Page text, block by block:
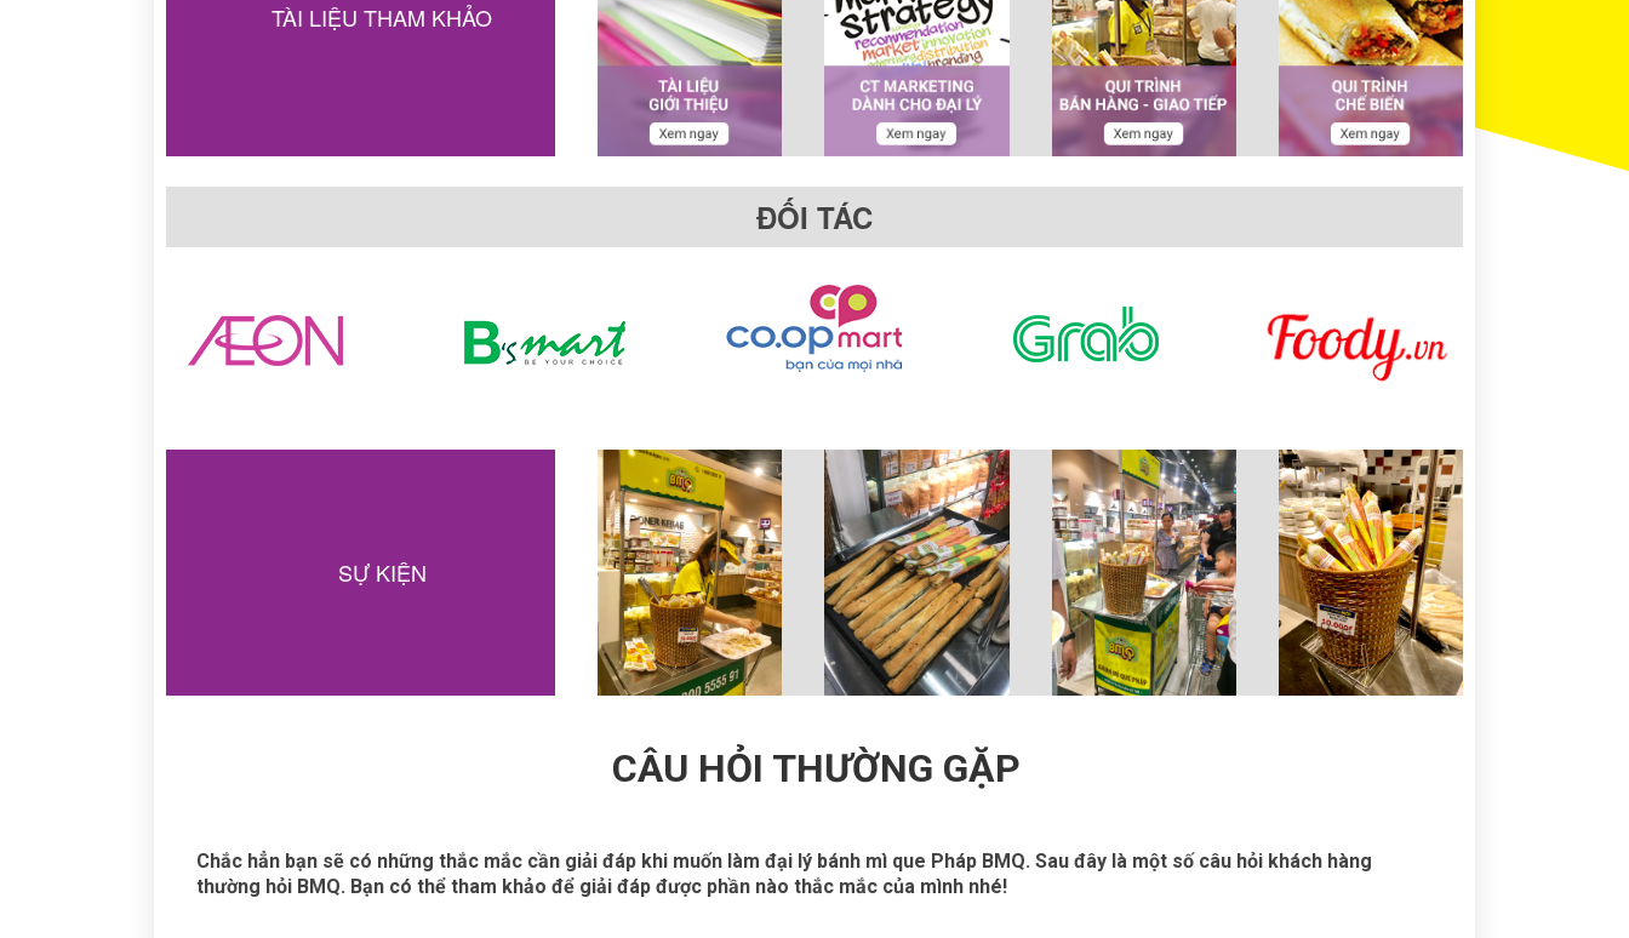
TÀI LIỆU THAM KHẢO
ĐỐI TÁC
SỰ KIỆN
CÂU HỎI THƯỜNG GẶP
Chắc hẳn bạn sẽ có những thắc mắc cần giải đáp khi muốn làm đại lý bánh mì que Pháp BMQ. Sau đây là một số câu hỏi khách hàng
thường hỏi BMQ. Bạn có thể tham khảo để giải đáp được phần nào thắc mắc của mình nhé!